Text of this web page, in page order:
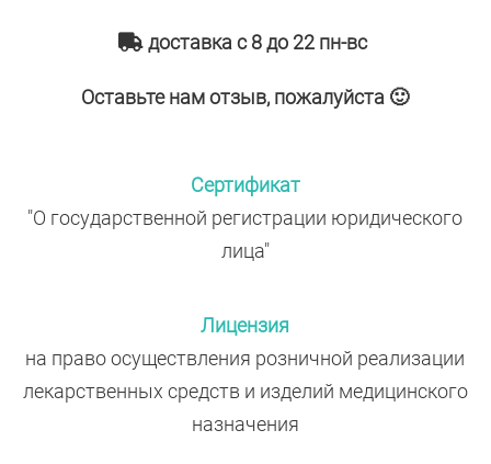
доставка с 8 до 22 пн-вс
Оставьте нам отзыв, пожалуйста 🙂
Сертификат
"О государственной регистрации юридического
лица"
Лицензия
на право осуществления розничной реализации
лекарственных средств и изделий медицинского
назначения